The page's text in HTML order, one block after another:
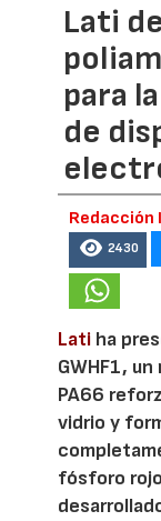
Lati
para
de
Redacción
2430
Lati ha
GWHF1,
PA66
vidrio y
fósforo